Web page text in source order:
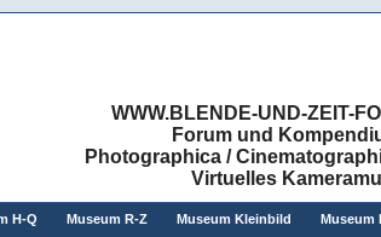
WWW.BLENDE-UND-ZEIT-
Forum und
Photographica /
Virtuelles
H-Q Museum R-Z Museum Kleinbild Museum